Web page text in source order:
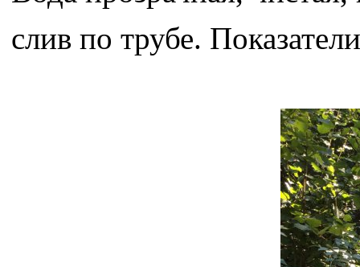
слив по трубе.